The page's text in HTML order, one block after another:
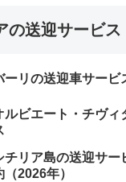
の送迎サービス
ーリの送迎車サービ
ルビエート・チヴィ
チリア島の送迎サー
（2026年）